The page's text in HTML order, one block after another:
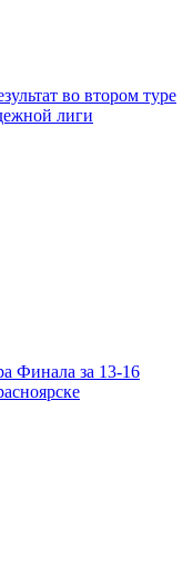
во втором туре
лиги
Финала за 13-16